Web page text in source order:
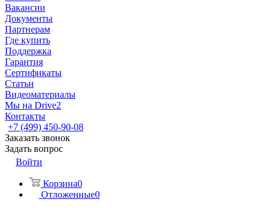
Вакансии
Документы
Партнерам
Где купить
Поддержка
Гарантия
Сертификаты
Статьи
Видеоматериалы
Мы на Drive2
Контакты
+7 (499) 450-90-08
Заказать звонок
Задать вопрос
Войти
Корзина0
Отложенные0